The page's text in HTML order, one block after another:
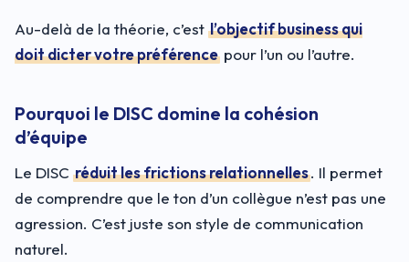
Au-delà de la théorie, c’est l’objectif business qui
doit dicter votre préférence pour l’un ou l’autre.
Pourquoi le DISC domine la cohésion
d’équipe
Le DISC réduit les frictions relationnelles. Il permet
de comprendre que le ton d’un collègue n’est pas une
agression. C’est juste son style de communication
naturel.